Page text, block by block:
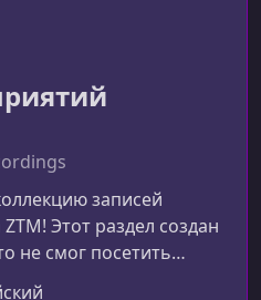
записей
Этот раздел создан
не смог посетить
получить максимум